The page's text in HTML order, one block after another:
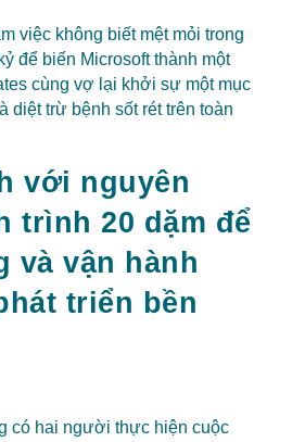
việc không biết mệt mỏi trong
để biến Microsoft thành một
cùng vợ lại khởi sự một mục
diệt trừ bệnh sốt rét trên toàn
với nguyên
trình 20 dặm để
và vận hành
triển bền
có hai người thực hiện cuộc